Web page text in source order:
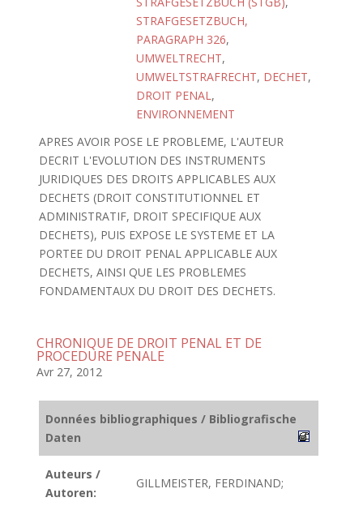
STRAFGESETZBUCH,
PARAGRAPH 326,
UMWELTRECHT,
UMWELTSTRAFRECHT, DECHET,
DROIT PENAL,
ENVIRONNEMENT
APRES AVOIR POSE LE PROBLEME, L'AUTEUR
DECRIT L'EVOLUTION DES INSTRUMENTS
JURIDIQUES DES DROITS APPLICABLES AUX
DECHETS (DROIT CONSTITUTIONNEL ET
ADMINISTRATIF, DROIT SPECIFIQUE AUX
DECHETS), PUIS EXPOSE LE SYSTEME ET LA
PORTEE DU DROIT PENAL APPLICABLE AUX
DECHETS, AINSI QUE LES PROBLEMES
FONDAMENTAUX DU DROIT DES DECHETS.
CHRONIQUE DE DROIT PENAL ET DE
PROCEDURE PENALE
Avr 27, 2012
Données bibliographiques / Bibliografische
Daten
Auteurs /
Autoren:
GILLMEISTER, FERDINAND;